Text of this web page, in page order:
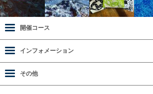
開催コース
インフォメーション
その他